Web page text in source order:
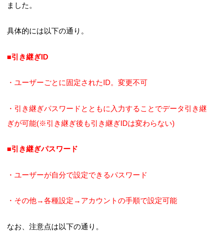
ました。
具体的には以下の通り。
■引き継ぎID
・ユーザーごとに固定されたID。変更不可
・引き継ぎパスワードとともに入力することでデータ引き継
ぎが可能(※引き継ぎ後も引き継ぎIDは変わらない)
■引き継ぎパスワード
・ユーザーが自分で設定できるパスワード
・その他→各種設定→アカウントの手順で設定可能
なお、注意点は以下の通り。